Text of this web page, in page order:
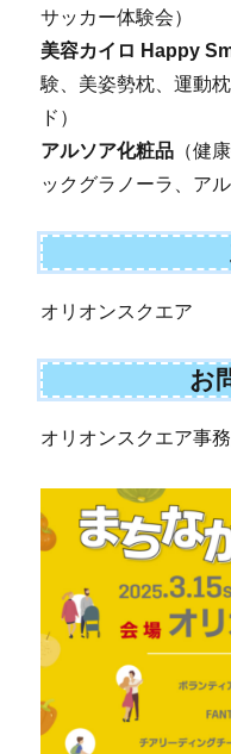
サッカー体験会）
美容カイロ Happy
験、美姿勢枕、運動
ド）
アルソア化粧品 （健
ックグラノーラ、ア
オリオンスクエア
お
オリオンスクエア事